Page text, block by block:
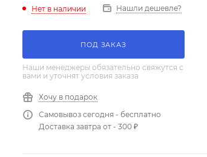
Нет в наличии Нашли дешевле?
ПОД ЗАКАЗ
Наши менеджеры обязательно свяжутся с
вами и уточнят условия заказа
Хочу в подарок
Самовывоз сегодня - бесплатно
Доставка завтра от - 300 ₽